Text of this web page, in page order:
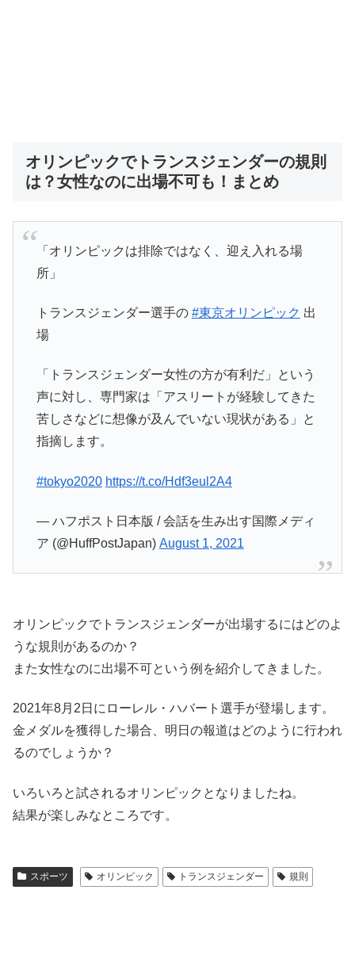
オリンピックでトランスジェンダーの規則
は？女性なのに出場不可も！まとめ
「オリンピックは排除ではなく、迎え入れる場
所」
トランスジェンダー選手の #東京オリンピック 出
場
「トランスジェンダー女性の方が有利だ」という
声に対し、専門家は「アスリートが経験してきた
苦しさなどに想像が及んでいない現状がある」と
指摘します。
#tokyo2020 https://t.co/Hdf3eul2A4
— ハフポスト日本版 / 会話を生み出す国際メディ
ア (@HuffPostJapan) August 1, 2021
オリンピックでトランスジェンダーが出場するにはどのよ
うな規則があるのか？
また女性なのに出場不可という例を紹介してきました。
2021年8月2日にローレル・ハバート選手が登場します。
金メダルを獲得した場合、明日の報道はどのように行われ
るのでしょうか？
いろいろと試されるオリンピックとなりましたね。
結果が楽しみなところです。
スポーツ オリンピック トランスジェンダー 規則